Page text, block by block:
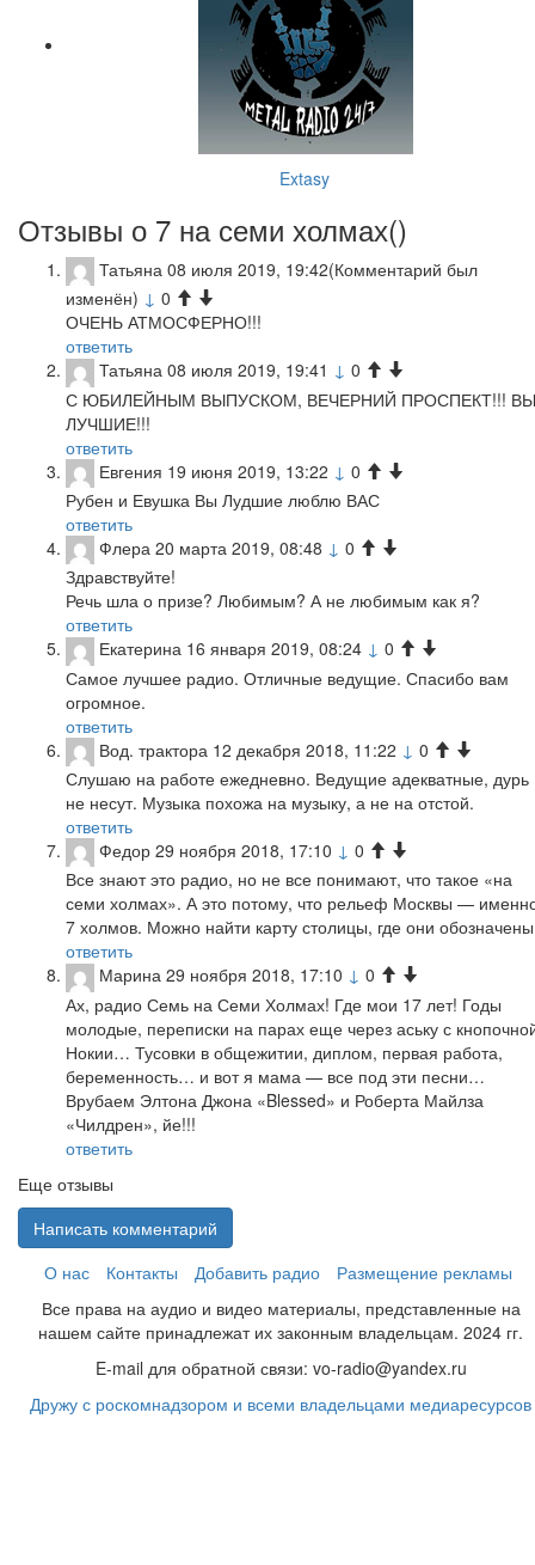
Extasy
Отзывы о 7 на семи холмах()
Татьяна 08 июля 2019, 19:42(Комментарий был
изменён) ↓ 0
ОЧЕНЬ АТМОСФЕРНО!!!
ответить
Татьяна 08 июля 2019, 19:41 ↓ 0
С ЮБИЛЕЙНЫМ ВЫПУСКОМ, ВЕЧЕРНИЙ ПРОСПЕКТ!!! ВЫ
ЛУЧШИЕ!!!
ответить
Евгения 19 июня 2019, 13:22 ↓ 0
Рубен и Евушка Вы Лудшие люблю ВАС
ответить
Флера 20 марта 2019, 08:48 ↓ 0
Здравствуйте!
Речь шла о призе? Любимым? А не любимым как я?
ответить
Екатерина 16 января 2019, 08:24 ↓ 0
Самое лучшее радио. Отличные ведущие. Спасибо вам
огромное.
ответить
Вод. трактора 12 декабря 2018, 11:22 ↓ 0
Слушаю на работе ежедневно. Ведущие адекватные, дурь
не несут. Музыка похожа на музыку, а не на отстой.
ответить
Федор 29 ноября 2018, 17:10 ↓ 0
Все знают это радио, но не все понимают, что такое «на
семи холмах». А это потому, что рельеф Москвы —
7 холмов. Можно найти карту столицы, где они
ответить
Марина 29 ноября 2018, 17:10 ↓ 0
Ах, радио Семь на Семи Холмах! Где мои 17 лет! Годы
молодые, переписки на парах еще через аську с
Нокии… Тусовки в общежитии, диплом, первая работа,
беременность… и вот я мама — все под эти песни…
Врубаем Элтона Джона «Blessed» и Роберта Майлза
«Чилдрен», йе!!!
ответить
Еще отзывы
Написать комментарий
О нас
Контакты Добавить радио
Размещение рекламы
Все права на аудио и видео материалы, представленные на
нашем сайте принадлежат их законным владельцам. 2024 гг.
E-mail для обратной связи: vo-radio@yandex.ru
Дружу с роскомнадзором и всеми владельцами медиаресурсов